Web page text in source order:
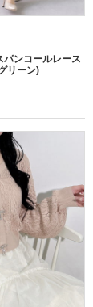
パンコールレース
リーン)